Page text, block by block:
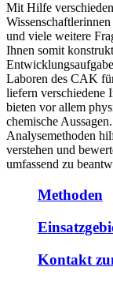
Mit Hilfe
und viele weitere
Ihnen somit
Laboren des CAK
liefern verschiedene
bieten vor allem
chemische
Analysemethoden
verstehen und
umfassend zu
Methoden
Kontakt